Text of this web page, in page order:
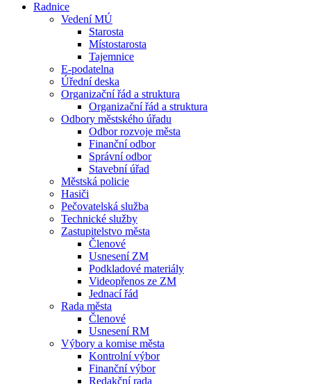
Radnice
Vedení MÚ
Starosta
Místostarosta
Tajemnice
E-podatelna
Úřední deska
Organizační řád a struktura
Organizační řád a struktura
Odbory městského úřadu
Odbor rozvoje města
Finanční odbor
Správní odbor
Stavební úřad
Městská policie
Hasiči
Pečovatelská služba
Technické služby
Zastupitelstvo města
Členové
Usnesení ZM
Podkladové materiály
Videopřenos ze ZM
Jednací řád
Rada města
Členové
Usnesení RM
Výbory a komise města
Kontrolní výbor
Finanční výbor
Redakční rada